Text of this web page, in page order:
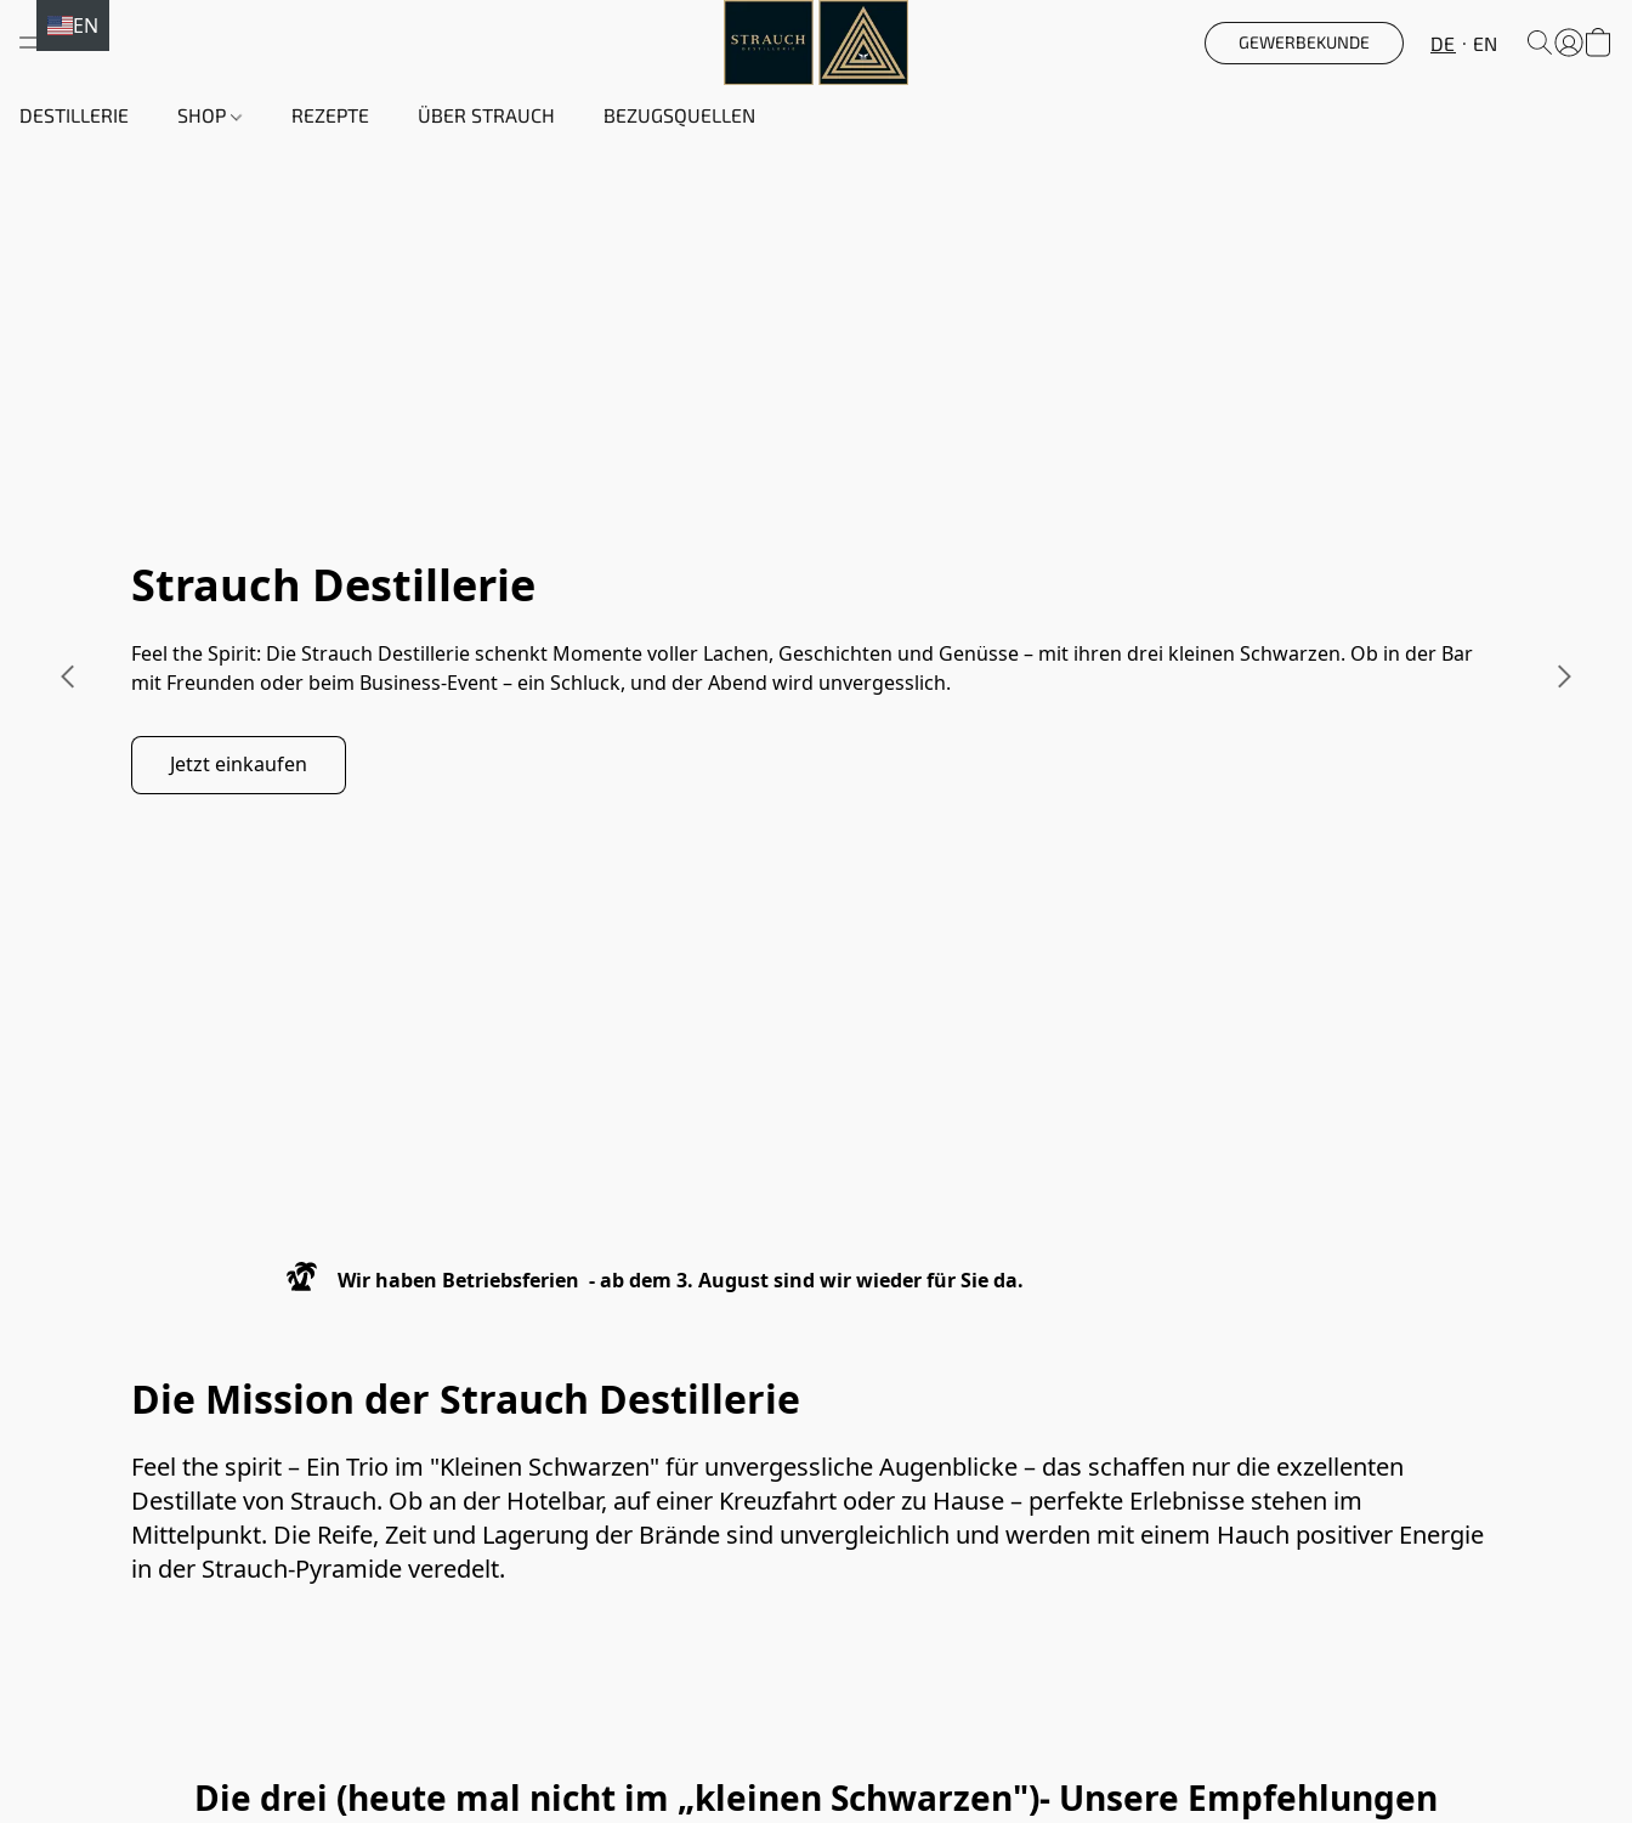
GEWERBEKUNDE DE EN
DESTILLERIE SHOP REZEPTE ÜBER STRAUCH BEZUGSQUELLEN
Strauch Destillerie
Feel the Spirit: Die Strauch Destillerie schenkt Momente voller Lachen, Geschichten und Genüsse – mit ihren drei kleinen Schwarzen. Ob in der Bar
mit Freunden oder beim Business-Event – ein Schluck, und der Abend wird unvergesslich.
Jetzt einkaufen
Wir haben Betriebsferien - ab dem 3. August sind wir wieder für Sie da.
Die Mission der Strauch Destillerie
Feel the spirit – Ein Trio im "Kleinen Schwarzen" für unvergessliche Augenblicke – das schaffen nur die exzellenten
Destillate von Strauch. Ob an der Hotelbar, auf einer Kreuzfahrt oder zu Hause – perfekte Erlebnisse stehen im
Mittelpunkt. Die Reife, Zeit und Lagerung der Brände sind unvergleichlich und werden mit einem Hauch positiver Energie
in der Strauch-Pyramide veredelt.
Die drei (heute mal nicht im „kleinen Schwarzen")- Unsere Empfehlungen
EN
ZH-HANS